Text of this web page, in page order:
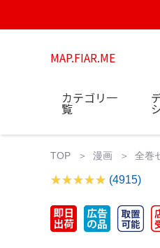
MAP.FIAR.ME
カテゴリ一
覧
TOP 漫画 全巻
(4915)